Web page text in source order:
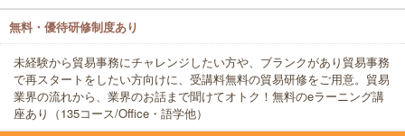
無料・優待研修制度あり
未経験から貿易事務にチャレンジしたい方や、ブランクがあり貿易事務
で再スタートをしたい方向けに、受講料無料の貿易研修をご用意。貿易
業界の流れから、業界のお話まで聞けてオトク！無料のeラーニング講
座あり（135コース/Office・語学他）